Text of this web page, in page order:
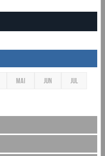
MAI JUN JUL